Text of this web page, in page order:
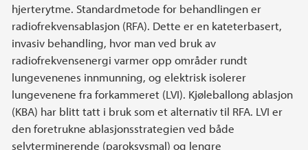
hjerterytme. Standardmetode for behandlingen er
radiofrekvensablasjon (RFA). Dette er en kateterbasert,
invasiv behandling, hvor man ved bruk av
radiofrekvensenergi varmer opp områder rundt
lungevenenes innmunning, og elektrisk isolerer
lungevenene fra forkammeret (LVI). Kjøleballong ablasjon
(KBA) har blitt tatt i bruk som et alternativ til RFA. LVI er
den foretrukne ablasjonsstrategien ved både
selvterminerende (paroksysmal) og lengre